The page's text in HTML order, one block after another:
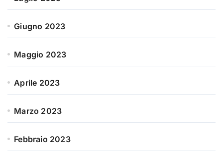
Giugno 2023
Maggio 2023
Aprile 2023
Marzo 2023
Febbraio 2023